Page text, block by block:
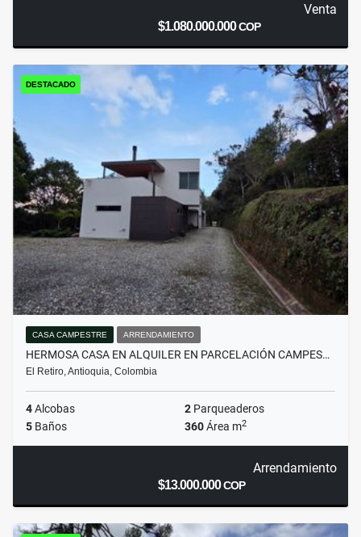
Venta
$1.080.000.000COP
DESTACADO
CASA CAMPESTRE ARRENDAMIENTO
HERMOSA CASA EN ALQUILER EN PARCELACIÓN CAMPES…
El Retiro, Antioquia, Colombia
4Alcobas 2 Parqueaderos
5 Baños 360Área m2
Arrendamiento
$13.000.000COP